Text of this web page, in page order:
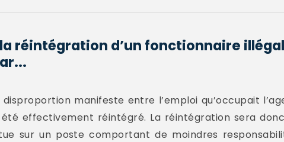
réintégration d’un fonctionnaire
disproportion manifeste entre l’emploi qu’occupait
effectivement réintégré. La réintégration sera
sur un poste comportant de moindres